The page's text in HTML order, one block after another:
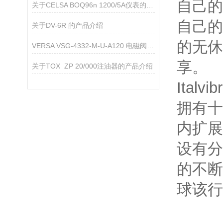
关于DV-6R 的产品介绍
关于TOX ZP 20/000注油器的产品介绍
自己
自己
的无
享。
拥有
内扩
设有
的不
球该